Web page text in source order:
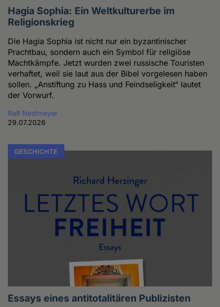
Hagia Sophia: Ein Weltkulturerbe im
Religionskrieg
Die Hagia Sophia ist nicht nur ein byzantinischer
Prachtbau, sondern auch ein Symbol für religiöse
Machtkämpfe. Jetzt wurden zwei russische Touristen
verhaftet, weil sie laut aus der Bibel vorgelesen haben
sollen. „Anstiftung zu Hass und Feindseligkeit“ lautet
der Vorwurf.
Ralf Nestmeyer
29.07.2026
GESCHICHTE
Essays eines antitotalitären Publizisten